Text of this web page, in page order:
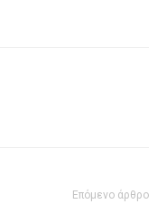
Επόμενο άρθρο